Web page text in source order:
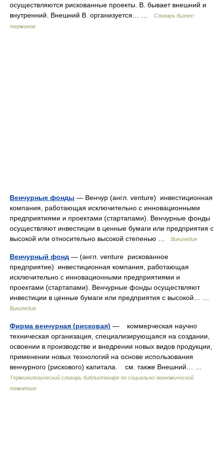
осуществляются рискованные проекты. В. бывает внешний и
внутренний. Внешний В. организуется… …
Словарь бизнес-
терминов
Венчурные фонды — Венчур (англ. venture) инвестиционная
компания, работающая исключительно с инновационными
предприятиями и проектами (стартапами). Венчурные фонды
осуществляют инвестиции в ценные бумаги или предприятия с
высокой или относительно высокой степенью …
Википедия
Венчурный фонд — (англ. venture рискованное
предприятие) инвестиционная компания, работающая
исключительно с инновационными предприятиями и
проектами (стартапами). Венчурные фонды осуществляют
инвестиции в ценные бумаги или предприятия с высокой… …
Википедия
Фирма венчурная (рисковая) — коммерческая научно
техническая организация, специализирующаяся на создании,
освоении в производстве и внедрении новых видов продукции,
применении новых технологий на основе использования
венчурного (рискового) капитала. см. также Внешний… …
Терминологический словарь библиотекаря по социально-экономической
тематике